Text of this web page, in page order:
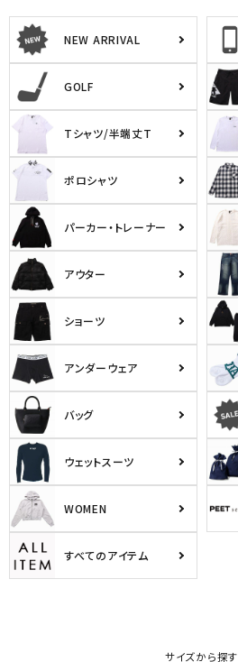
NEW ARRIVAL
GOLF
Tシャツ/半端丈T
ポロシャツ
パーカー・トレーナー
アウター
ショーツ
アンダーウェア
バッグ
ウェットスーツ
WOMEN
すべてのアイテム
サイズから探す